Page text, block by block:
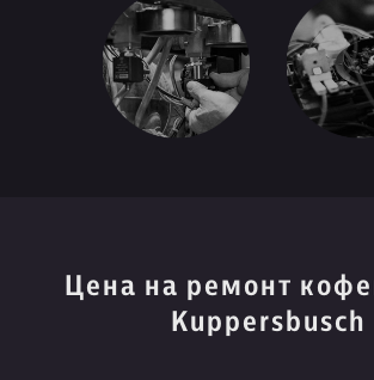
Цена на ремонт
Kuppersbusch